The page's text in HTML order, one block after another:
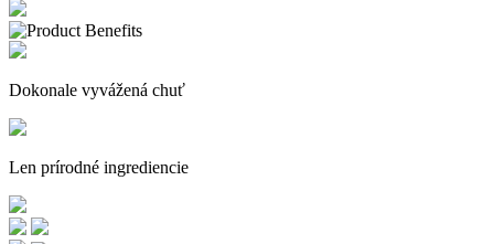
Dokonale vyvážená chuť
Len prírodné ingrediencie